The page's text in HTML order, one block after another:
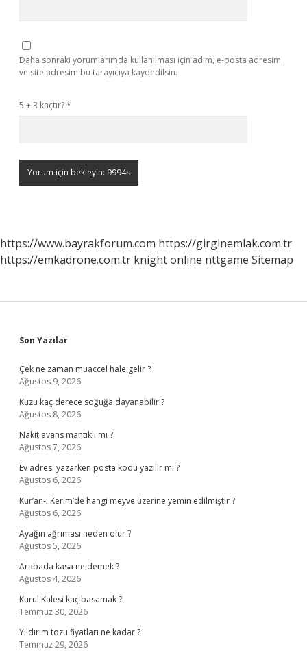
Daha sonraki yorumlarımda kullanılması için adım, e-posta adresim
ve site adresim bu tarayıcıya kaydedilsin.
5 + 3 kaçtır?*
https://www.bayrakforum.com https://girginemlak.com.tr
https://emkadrone.com.tr knight online nttgame Sitemap
Sidebar
Son Yazılar
Çek ne zaman muaccel hale gelir ?
Ağustos 9, 2026
Kuzu kaç derece soğuğa dayanabilir ?
Ağustos 8, 2026
Nakit avans mantıklı mı ?
Ağustos 7, 2026
Ev adresi yazarken posta kodu yazılır mı ?
Ağustos 6, 2026
Kur’an-ı Kerim’de hangi meyve üzerine yemin edilmiştir ?
Ağustos 6, 2026
Ayağın ağrıması neden olur ?
Ağustos 5, 2026
Arabada kasa ne demek ?
Ağustos 4, 2026
Kurul Kalesi kaç basamak ?
Temmuz 30, 2026
Yıldırım tozu fiyatları ne kadar ?
Temmuz 29, 2026